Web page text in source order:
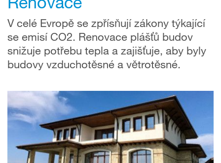
V celé Evropě se zpřísňují zákony týkající
se emisí CO2. Renovace plášťů budov
snižuje potřebu tepla a zajišťuje, aby byly
budovy vzduchotěsné a větrotěsné.